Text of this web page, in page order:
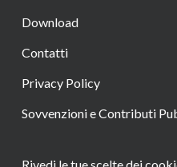
Download
Contatti
Privacy Policy
Sovvenzioni e Contributi